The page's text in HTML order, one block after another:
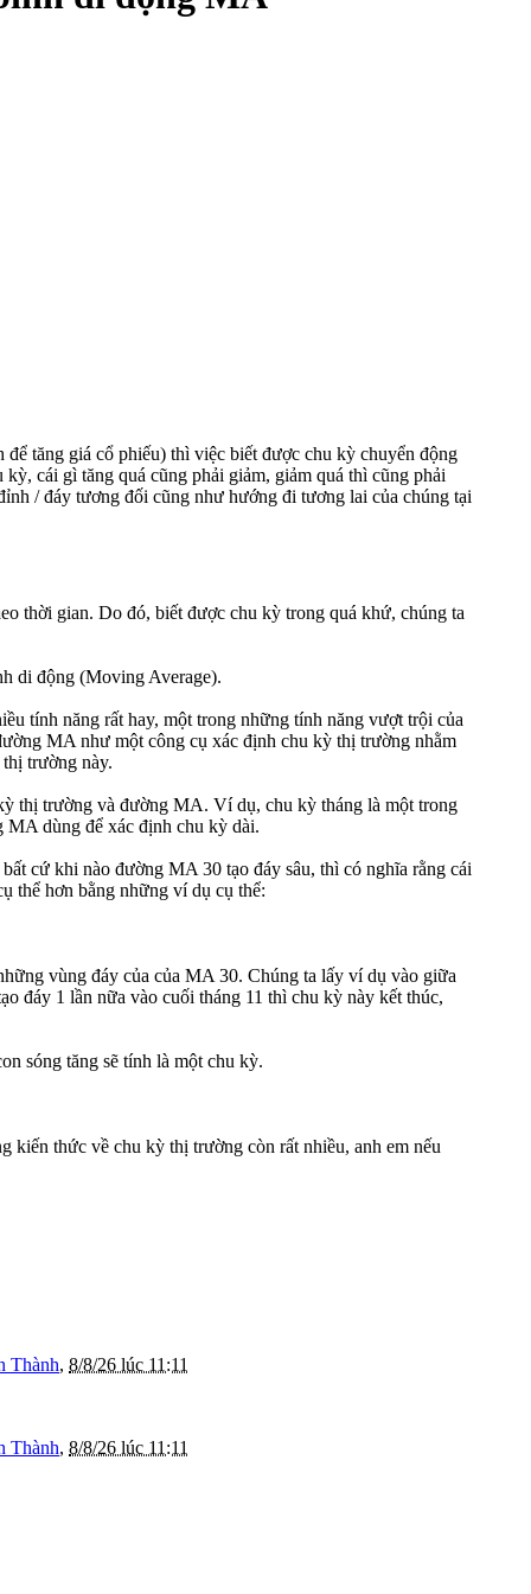
tăng giá cổ phiếu) thì việc biết được chu kỳ chuyển động
cái gì tăng quá cũng phải giảm, giảm quá thì cũng phải
/ đáy tương đối cũng như hướng đi tương lai của chúng tại
thời gian. Do đó, biết được chu kỳ trong quá khứ, chúng ta
di động (Moving Average).
tính năng rất hay, một trong những tính năng vượt trội của
MA như một công cụ xác định chu kỳ thị trường nhằm
trường này.
thị trường và đường MA. Ví dụ, chu kỳ tháng là một trong
MA dùng để xác định chu kỳ dài.
cứ khi nào đường MA 30 tạo đáy sâu, thì có nghĩa rằng cái
thể hơn bằng những ví dụ cụ thể:
vùng đáy của của MA 30. Chúng ta lấy ví dụ vào giữa
đáy 1 lần nữa vào cuối tháng 11 thì chu kỳ này kết thúc,
sóng tăng sẽ tính là một chu kỳ.
kiến thức về chu kỳ thị trường còn rất nhiều, anh em nếu
Thành, 8/8/26 lúc 11:11
Thành, 8/8/26 lúc 11:11